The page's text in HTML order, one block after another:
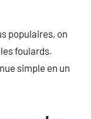
populaires, on
foulards.
simple en un